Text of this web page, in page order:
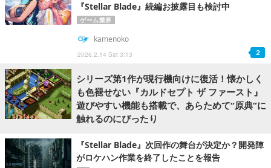
『Stellar Blade』続編お披露目も検討中
ゲーム業界
2026.2.14 Sat 3:13
kamenoko
2
シリーズ第1作が現行機向けに復活！懐かしく
も色褪せない『カルドセプト ザ ファースト』
遊びやすい機能も搭載で、あらためて“原典”に
触れるのにぴったり
『Stellar Blade』次回作の舞台が決定か？開発陣
がロケハン作業を終了したことを報告